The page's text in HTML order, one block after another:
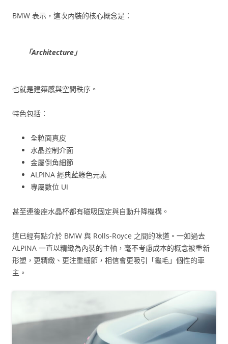
BMW 表示，這次內裝的核心概念是：
「Architecture」
也就是建築感與空間秩序。
特色包括：
全粒面真皮
水晶控制介面
金屬倒角細節
ALPINA 經典藍綠色元素
專屬數位 UI
甚至連後座水晶杯都有磁吸固定與自動升降機構。
這已經有點介於 BMW 與 Rolls-Royce 之間的味道。一如過去
ALPINA 一直以精緻為內裝的主軸，毫不考慮成本的概念被重新
形塑，更精緻、更注重細節，相信會更吸引「龜毛」個性的車
主。